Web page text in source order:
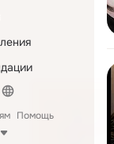
Помощь